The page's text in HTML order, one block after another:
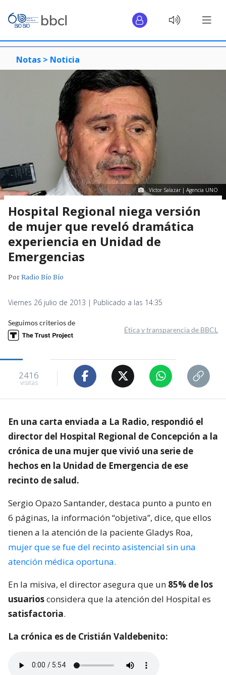
Notas > Noticia
Víctor Salazar | Agencia UNO
Hospital Regional niega versión
de mujer que reveló dramática
experiencia en Unidad de
Emergencias
PorRadio Bío Bío
Viernes 26 julio de 2013 | Publicado a las 14:35
Seguimos criterios de
Ética y transparencia de BBCL
2416
visitas
En una carta enviada a La Radio, respondió el
director del Hospital Regional de Concepción a la
crónica de una mujer que vivió una serie de
hechos en la Unidad de Emergencia de ese
recinto de salud.
Sergio Opazo Santander, destaca punto a punto en
6 páginas, la información “objetiva”, dice, que ellos
tienen a la atención de la paciente Gladys Roa,
mujer que se fue del recinto asistencial sin una
atención médica oportuna.
En la misiva, el director asegura que un 85% de los
usuariosconsidera que la atención del Hospital es
satisfactoria.
La crónica es de Cristián Valdebenito: